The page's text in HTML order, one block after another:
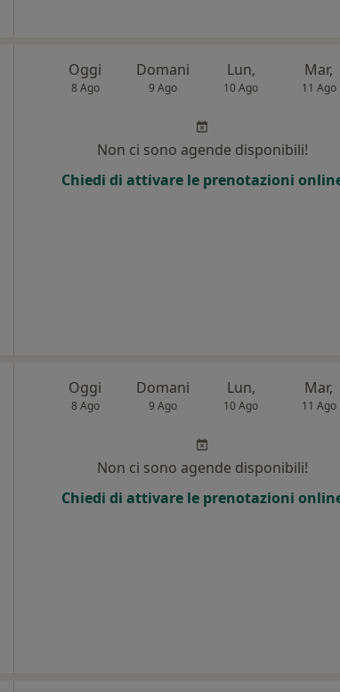
Oggi
8 Ago
Domani
9 Ago
Lun,
10 Ago
Mar,
11 Ago
Non ci sono agende disponibili!
Chiedi di attivare le prenotazioni
Oggi
8 Ago
Domani
9 Ago
Lun,
10 Ago
Mar,
11 Ago
Non ci sono agende disponibili!
Chiedi di attivare le prenotazioni